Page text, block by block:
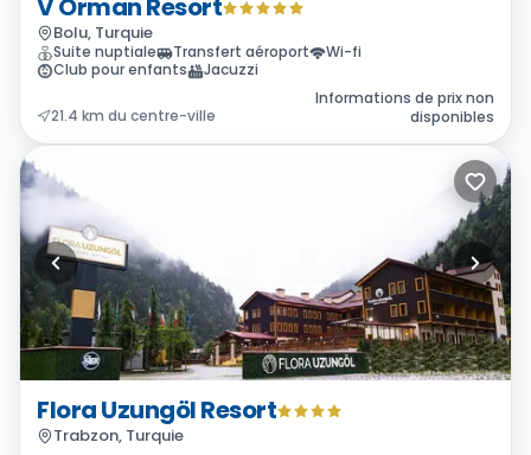
V Orman Resort
Bolu, Turquie
Suite nuptiale Transfert aéroport
Wi-fi
Club pour enfants
Jacuzzi
21.4 km du centre-ville
Informations de prix non
disponibles
Flora Uzungöl Resort
Trabzon, Turquie